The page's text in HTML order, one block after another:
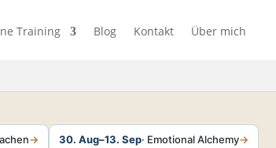
Training Blog Kontakt Über mich
→ 30. Aug–13. Sep· Emotional Alchemy→